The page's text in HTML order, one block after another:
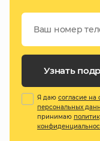
Узнать
Я даю согласие на
персональных
принимаю